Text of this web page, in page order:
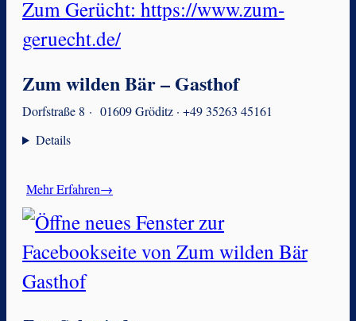
Zum wilden Bär – Gasthof
Dorfstraße 8 · 01609 Gröditz · +49 35263 45161
Details
Mehr Erfahren→